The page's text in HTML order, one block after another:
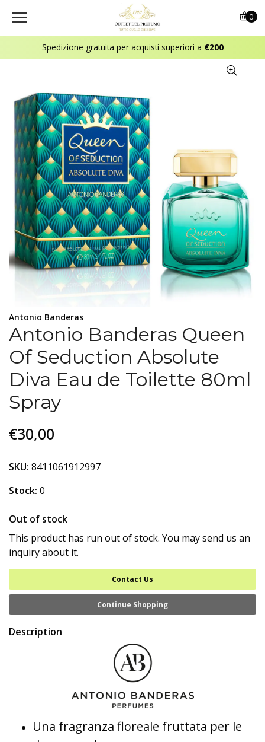
Spedizione gratuita per acquisti superiori a €200
0
Antonio Banderas
Antonio Banderas Queen
Of Seduction Absolute
Diva Eau de Toilette 80ml
Spray
€30,00
SKU: 8411061912997
Stock: 0
Out of stock
This product has run out of stock. You may send us an
inquiry about it.
Contact Us
Continue Shopping
Description
Una fragranza floreale fruttata per le